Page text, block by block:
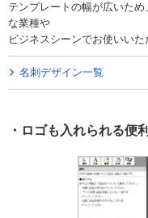
テンプレートの幅が広いた
な業種や
ビジネスシーンでお使いいた
名刺デザイン一覧
ロゴも入れられる便